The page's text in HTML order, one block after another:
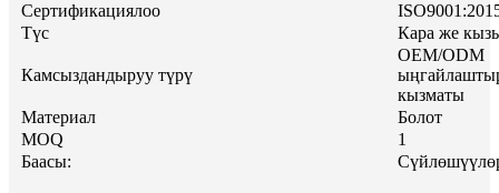
Сертификациялоо
Түс
Кара же
Камсыздандыруу түрү
OEM/ODM
кызматы
Материал
Болот
MOQ
1
Баасы: